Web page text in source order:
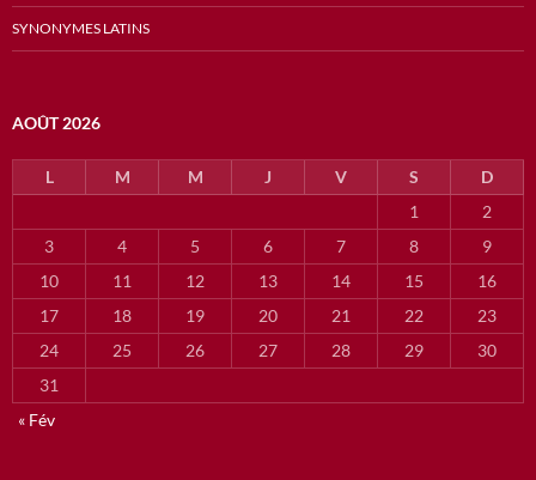
SYNONYMES LATINS
AOÛT 2026
L M M J V S
D
1
2
3
4 5 6 7 8
9
10
11 12 13 14 15
16
17
18 19 20 21 22
23
24
25 26 27 28 29
30
31
« Fév